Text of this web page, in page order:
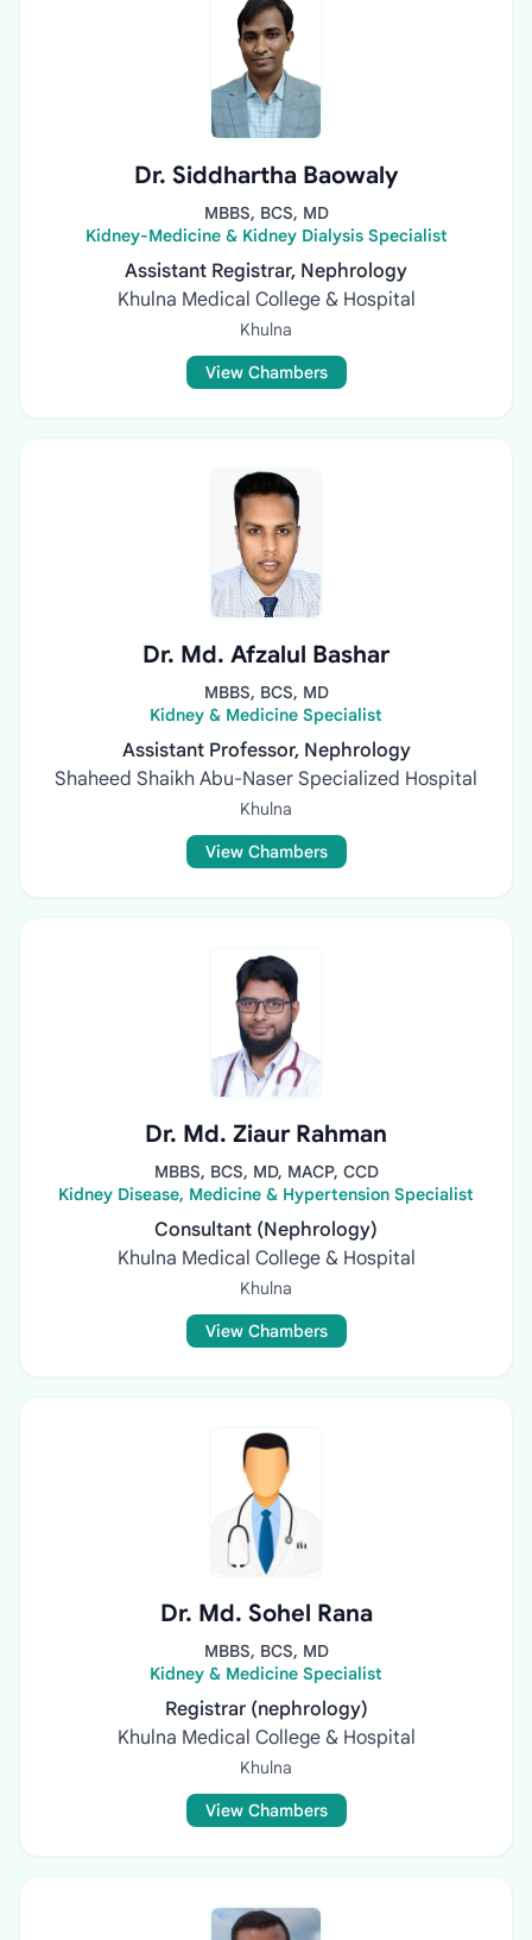
Dr. Siddhartha Baowaly
MBBS, BCS, MD
Kidney-Medicine & Kidney Dialysis Specialist
Assistant Registrar, Nephrology
Khulna Medical College & Hospital
Khulna
View Chambers
Dr. Md. Afzalul Bashar
MBBS, BCS, MD
Kidney & Medicine Specialist
Assistant Professor, Nephrology
Shaheed Shaikh Abu-Naser Specialized Hospital
Khulna
View Chambers
Dr. Md. Ziaur Rahman
MBBS, BCS, MD, MACP, CCD
Kidney Disease, Medicine & Hypertension Specialist
Consultant (Nephrology)
Khulna Medical College & Hospital
Khulna
View Chambers
Dr. Md. Sohel Rana
MBBS, BCS, MD
Kidney & Medicine Specialist
Registrar (nephrology)
Khulna Medical College & Hospital
Khulna
View Chambers